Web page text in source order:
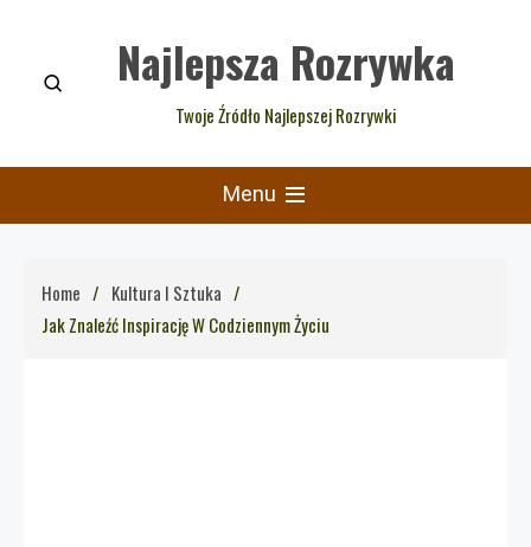
content
Najlepsza Rozrywka
Twoje Źródło Najlepszej Rozrywki
Menu
Home
Kultura I Sztuka
Jak Znaleźć Inspirację W Codziennym Życiu